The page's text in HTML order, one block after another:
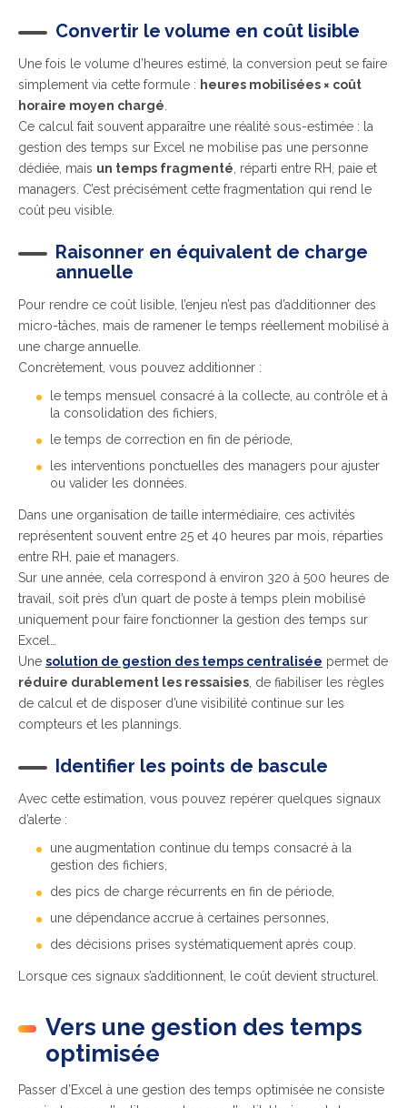
Convertir le volume en coût lisible
Une fois le volume d’heures estimé, la conversion peut se faire
simplement via cette formule : heures mobilisées × coût
horaire moyen chargé
Ce calcul fait souvent apparaître une réalité sous-estimée : la
gestion des temps sur Excel ne mobilise pas une personne
dédiée, mais un temps fragmenté , réparti entre RH, paie et
managers. C’est précisément cette fragmentation qui rend le
coût peu visible.
Raisonner en équivalent de charge
annuelle
Pour rendre ce coût lisible, l’enjeu n’est pas d’additionner des
micro-tâches, mais de ramener le temps réellement mobilisé à
une charge annuelle.
Concrètement, vous pouvez additionner :
le temps mensuel consacré à la collecte, au contrôle et à
la consolidation des fichiers,
le temps de correction en fin de période,
les interventions ponctuelles des managers pour ajuster
ou valider les données.
Dans une organisation de taille intermédiaire, ces activités
représentent souvent entre 25 et 40 heures par mois, réparties
entre RH, paie et managers.
Sur une année, cela correspond à environ 320 à 500 heures de
travail, soit près d’un quart de poste à temps plein mobilisé
uniquement pour faire fonctionner la gestion des temps sur
Excel…
Une solution de gestion des temps centralisée permet de
réduire durablement les ressaisies , de fiabiliser les règles
de calcul et de disposer d’une visibilité continue sur les
compteurs et les plannings.
Identifier les points de bascule
Avec cette estimation, vous pouvez repérer quelques signaux
d’alerte :
une augmentation continue du temps consacré à la
gestion des fichiers,
des pics de charge récurrents en fin de période,
une dépendance accrue à certaines personnes,
des décisions prises systématiquement après coup.
Lorsque ces signaux s’additionnent, le coût devient structurel.
Vers une gestion des temps
optimisée
Passer d’Excel à une gestion des temps optimisée ne consiste